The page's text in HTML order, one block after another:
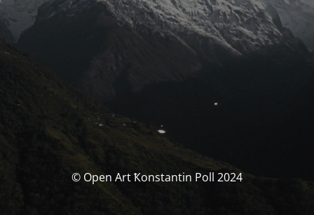
© Open Art Ҟonstantin Poll 2024